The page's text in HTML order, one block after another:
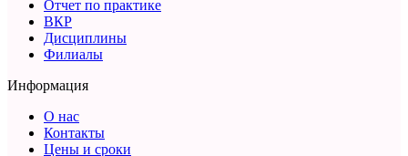
Отчет по практике
ВКР
Дисциплины
Филиалы
Информация
О нас
Контакты
Цены и сроки